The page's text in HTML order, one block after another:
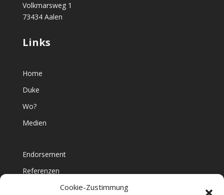
Cookie-Zustimmung
Volkmarsweg 1
73434 Aalen
Links
Home
Duke
Wo?
Medien
Endorsement
Referenzen
Namedropping